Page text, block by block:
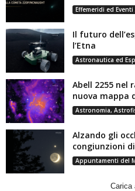
Effemeridi ed
Il futuro
l’Etna
Astronautica ed
Abell 2255 nel
nuova mappa
Astronomia,
Alzando gli
congiunzioni
Appuntamenti del
Carica